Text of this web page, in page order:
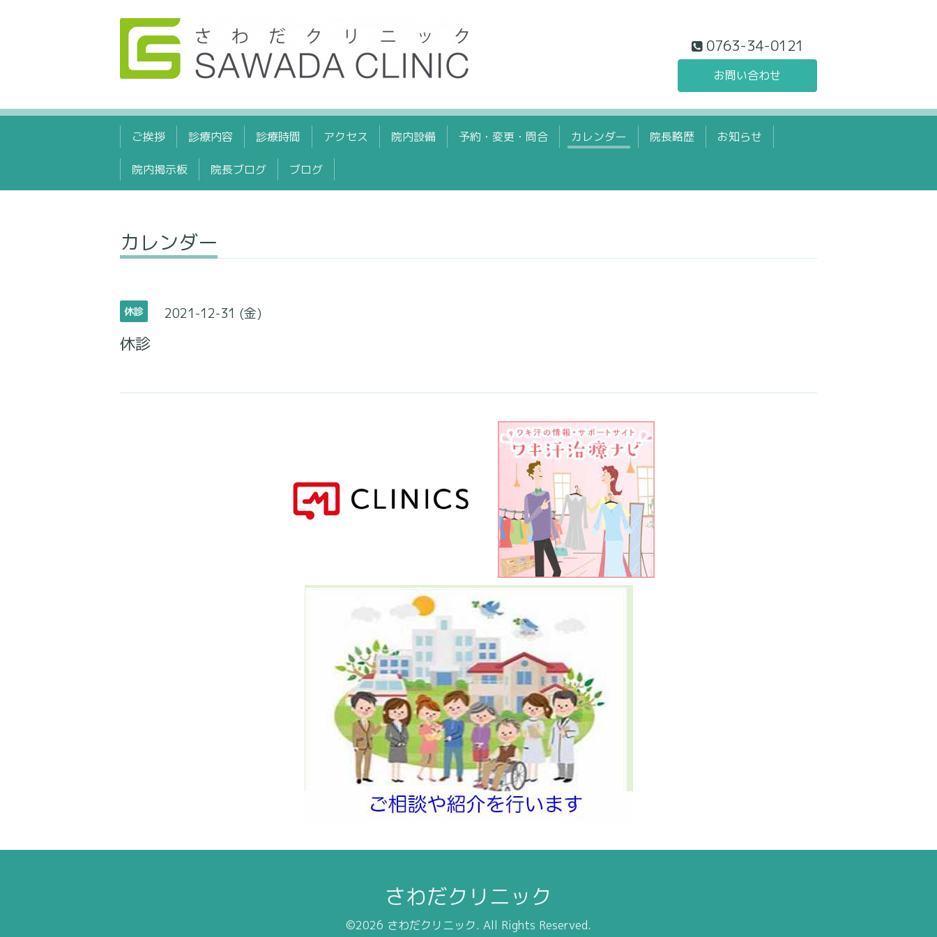
0763-34-0121
お問い合わせ
ご挨拶 診療内容 診療時間 アクセス 院内設備 予約・変更・問合 カレンダー 院長略歴 お知らせ
院内掲示板 院長ブログ ブログ
カレンダー
休診 2021-12-31 (金)
休診
さわだクリニック
©2026 さわだクリニック. All Rights Reserved.